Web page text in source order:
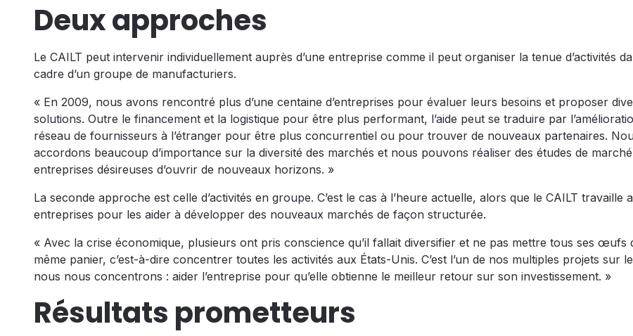
Deux approches
Le CAILT peut intervenir individuellement auprès d’une entreprise comme il peut organiser la tenue d’activités
cadre d’un groupe de manufacturiers.
« En 2009, nous avons rencontré plus d’une centaine d’entreprises pour évaluer leurs besoins et proposer
solutions. Outre le financement et la logistique pour être plus performant, l’aide peut se traduire par
réseau de fournisseurs à l’étranger pour être plus concurrentiel ou pour trouver de nouveaux partenaires.
accordons beaucoup d’importance sur la diversité des marchés et nous pouvons réaliser des études de
entreprises désireuses d’ouvrir de nouveaux horizons. »
La seconde approche est celle d’activités en groupe. C’est le cas à l’heure actuelle, alors que le CAILT travaille
entreprises pour les aider à développer des nouveaux marchés de façon structurée.
« Avec la crise économique, plusieurs ont pris conscience qu’il fallait diversifier et ne pas mettre tous ses œufs
même panier, c’est-à-dire concentrer toutes les activités aux États-Unis. C’est l’un de nos multiples projets sur
nous nous concentrons : aider l’entreprise pour qu’elle obtienne le meilleur retour sur son investissement. »
Résultats prometteurs